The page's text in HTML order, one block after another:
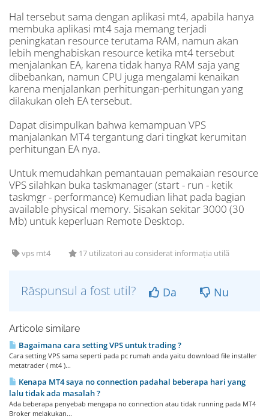
Hal tersebut sama dengan aplikasi mt4, apabila hanya
membuka aplikasi mt4 saja memang terjadi
peningkatan resource terutama RAM, namun akan
lebih menghabiskan resource ketika mt4 tersebut
menjalankan EA, karena tidak hanya RAM saja yang
dibebankan, namun CPU juga mengalami kenaikan
karena menjalankan perhitungan-perhitungan yang
dilakukan oleh EA tersebut.
Dapat disimpulkan bahwa kemampuan VPS
manjalankan MT4 tergantung dari tingkat kerumitan
perhitungan EA nya.
Untuk memudahkan pemantauan pemakaian resource
VPS silahkan buka taskmanager (start - run - ketik
taskmgr - performance) Kemudian lihat pada bagian
available physical memory. Sisakan sekitar 3000 (30
Mb) untuk keperluan Remote Desktop.
vps mt4 17 utilizatori au considerat informația utilă
Răspunsul a fost util? Da Nu
Articole similare
Bagaimana cara setting VPS untuk trading ?
Cara setting VPS sama seperti pada pc rumah anda yaitu download file installer
metatrader ( mt4 )...
Kenapa MT4 saya no connection padahal beberapa hari yang
lalu tidak ada masalah ?
Ada beberapa penyebab mengapa no connection atau tidak running pada MT4
Broker melakukan...